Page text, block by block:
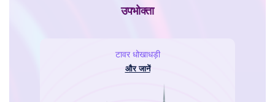
उपभोक्ता
टावर धोखाधड़ी
और जानें